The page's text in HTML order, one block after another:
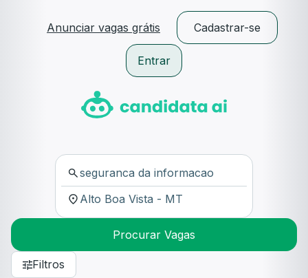
Anunciar vagas grátis Cadastrar-se
Entrar
Procurar Vagas
Filtros